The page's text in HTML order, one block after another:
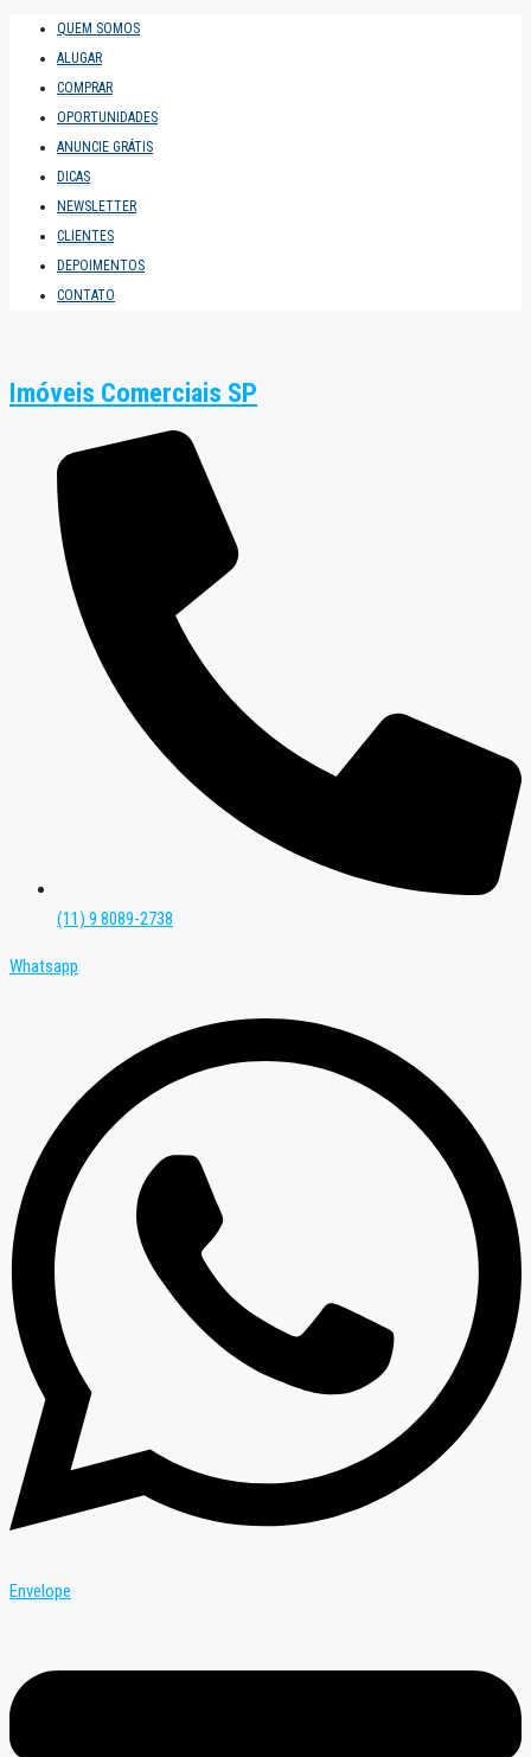
QUEM SOMOS
ALUGAR
COMPRAR
OPORTUNIDADES
ANUNCIE GRÁTIS
DICAS
NEWSLETTER
CLIENTES
DEPOIMENTOS
CONTATO
Imóveis Comerciais SP
(11) 9 8089-2738
Whatsapp
Envelope